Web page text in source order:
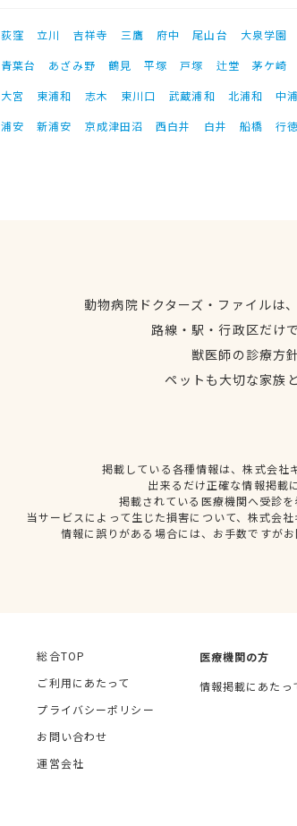
荻窪 立川 吉祥寺 三鷹 府中 尾山台 大泉学園
青葉台 あざみ野 鶴見 平塚 戸塚 辻堂 茅ケ崎
大宮 東浦和 志木 東川口 武蔵浦和 北浦和 中
浦安 新浦安 京成津田沼 西白井 白井 船橋 行徳
動物病院ドクターズ・ファイルは
路線・駅・行政区だけ
獣医師の診療方
ペットも大切な家族
掲載している各種情報は、株式会社
出来るだけ正確な情報掲載
掲載されている医療機関へ受診
当サービスによって生じた損害について、株式会
情報に誤りがある場合には、お手数ですが
総合TOP
ご利用にあたって
プライバシーポリシー
お問い合わせ
運営会社
医療機関の方
情報掲載にあたっ